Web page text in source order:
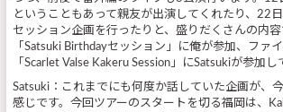
ということもあって親友が出演してくれたり、22
セッション企画を行ったりと、盛りだくさんの内
「Satsuki Birthdayセッション」に俺が参加、ファ
「Scarlet Valse Kakeru Session」にSatsukiが参加し
Satsuki：これまでにも何度か話していた企画が、
感じです。今回ツアーのスタートを切る福岡は、